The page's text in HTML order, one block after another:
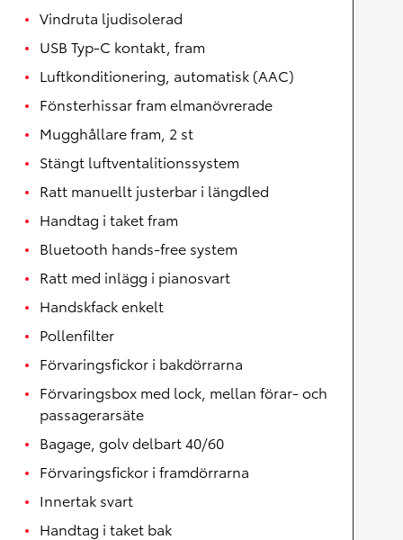
Vindruta ljudisolerad
USB Typ-C kontakt, fram
Luftkonditionering, automatisk (AAC)
Fönsterhissar fram elmanövrerade
Mugghållare fram, 2 st
Stängt luftventalitionssystem
Ratt manuellt justerbar i längdled
Handtag i taket fram
Bluetooth hands-free system
Ratt med inlägg i pianosvart
Handskfack enkelt
Pollenfilter
Förvaringsfickor i bakdörrarna
Förvaringsbox med lock, mellan förar- och
passagerarsäte
Bagage, golv delbart 40/60
Förvaringsfickor i framdörrarna
Innertak svart
Handtag i taket bak